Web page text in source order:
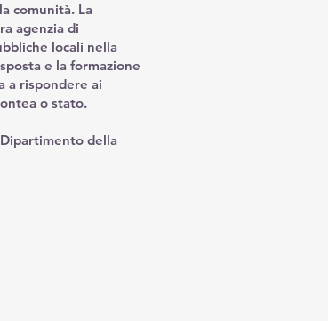
comunità. La
agenzia di
locali nella
e la formazione
a rispondere ai
o stato.
della